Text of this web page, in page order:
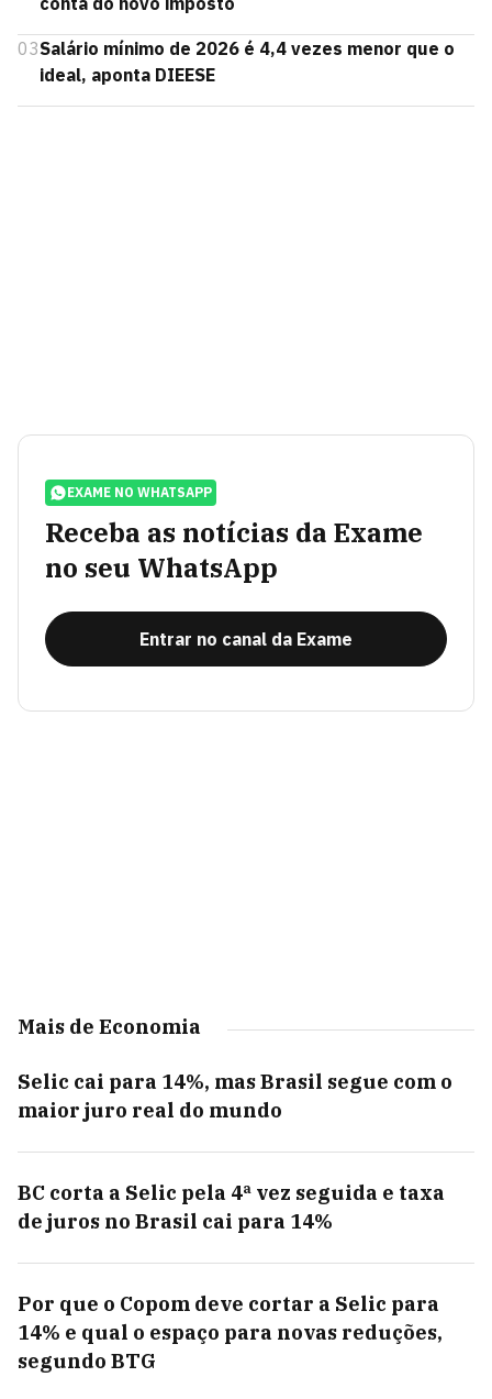
03Salário mínimo de 2026 é 4,4 vezes menor que o
ideal, aponta DIEESE
EXAME NO WHATSAPP
Receba as notícias da Exame
no seu WhatsApp
Entrar no canal da Exame
Mais de Economia
Selic cai para 14%, mas Brasil segue com o
maior juro real do mundo
BC corta a Selic pela 4ª vez seguida e taxa
de juros no Brasil cai para 14%
Por que o Copom deve cortar a Selic para
14% e qual o espaço para novas reduções,
segundo BTG